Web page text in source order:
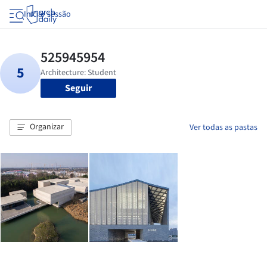
Iniciar sessão
Seguir
Organizar Ver todas as pastas